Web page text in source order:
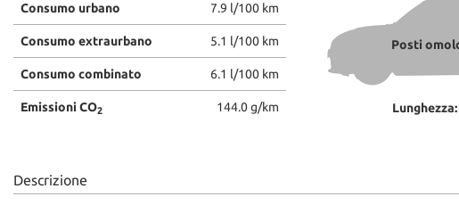
Consumo urbano 7.9 l/100 km
Consumo extraurbano 5.1 l/100 km
Consumo combinato 6.1 l/100 km
Emissioni CO2 144.0 g/km
Posti
Descrizione